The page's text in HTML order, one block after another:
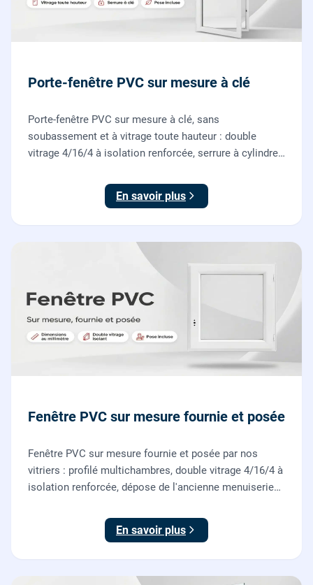
Porte-fenêtre PVC sur mesure à clé
Porte-fenêtre PVC sur mesure à clé, sans
soubassement et à vitrage toute hauteur : double
vitrage 4/16/4 à isolation renforcée, serrure à cylindre
En savoir plus
Fenêtre PVC sur mesure fournie et posée
Fenêtre PVC sur mesure fournie et posée par nos
vitriers : profilé multichambres, double vitrage 4/16/4 à
isolation renforcée, dépose de l'ancienne menuiserie
En savoir plus